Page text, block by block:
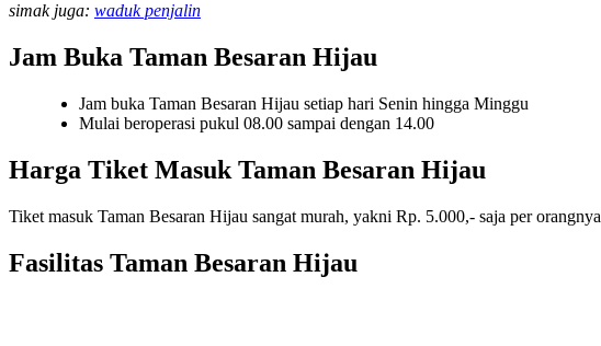
simak juga: waduk penjalin
Jam Buka Taman Besaran Hijau
Jam buka Taman Besaran Hijau setiap hari Senin hingga Minggu
Mulai beroperasi pukul 08.00 sampai dengan 14.00
Harga Tiket Masuk Taman Besaran Hijau
Tiket masuk Taman Besaran Hijau sangat murah, yakni Rp. 5.000,- saja per orangnya
Fasilitas Taman Besaran Hijau